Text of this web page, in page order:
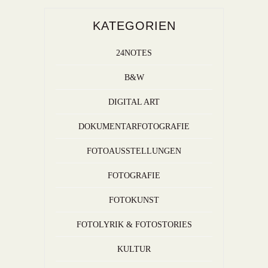
KATEGORIEN
24NOTES
B&W
DIGITAL ART
DOKUMENTARFOTOGRAFIE
FOTOAUSSTELLUNGEN
FOTOGRAFIE
FOTOKUNST
FOTOLYRIK & FOTOSTORIES
KULTUR